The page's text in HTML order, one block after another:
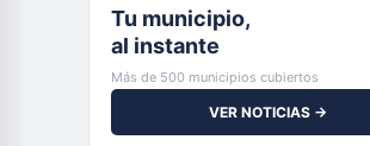
Tu municipio,
al instante
Más de 500 municipios cubiertos
VER NOTICIAS →